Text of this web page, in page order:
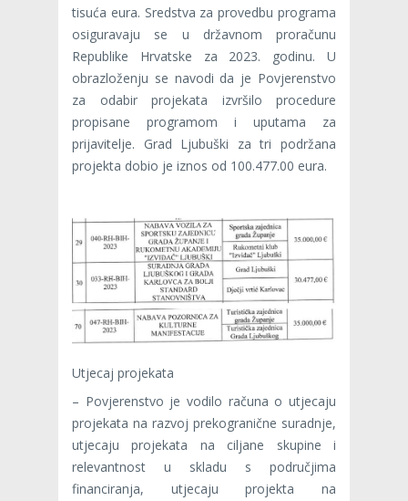
tisuća eura. Sredstva za provedbu programa
osiguravaju se u državnom proračunu
Republike Hrvatske za 2023. godinu. U
obrazloženju se navodi da je Povjerenstvo
za odabir projekata izvršilo procedure
propisane programom i uputama za
prijavitelje. Grad Ljubuški za tri podržana
projekta dobio je iznos od 100.477.00 eura.
Utjecaj projekata
– Povjerenstvo je vodilo računa o utjecaju
projekata na razvoj prekogranične suradnje,
utjecaju projekata na ciljane skupine i
relevantnost u skladu s područjima
financiranja, utjecaju projekta na